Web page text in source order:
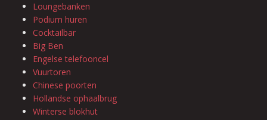
Loungebanken
Podium huren
Cocktailbar
Big Ben
Engelse telefooncel
Vuurtoren
Chinese poorten
Hollandse ophaalbrug
Winterse blokhut